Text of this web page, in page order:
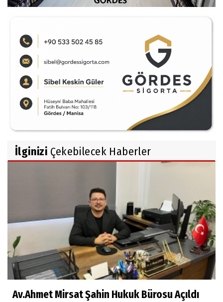
İlginizi Çekebilecek Haberler
Av.Ahmet Mirsat Şahin Hukuk Bürosu Açıldı